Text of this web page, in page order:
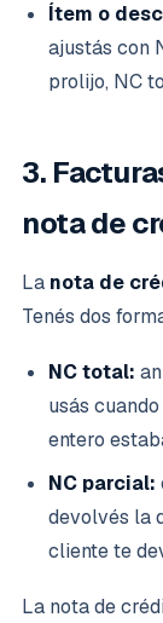
Ítem o
ajustás con
prolijo, NC
3.
nota de
La nota de
Tenés dos
NC total:
usás
entero
NC parcial:
devolvés la
cliente te
La nota de